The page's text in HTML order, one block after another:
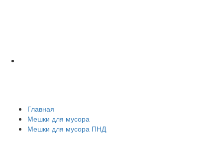
Главная
Мешки для мусора
Мешки для мусора ПНД